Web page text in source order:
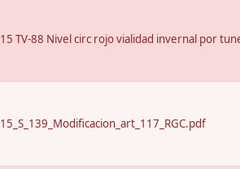
15 TV-88 Nivel circ rojo vialidad invernal por
15_S_139_Modificacion_art_117_RGC.pdf